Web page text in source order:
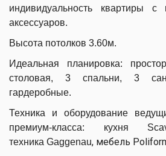
индивидуальность квартиры
аксессуаров.
Высота потолков 3.60м.
Идеальная планировка:
столовая, 3 спальни, 3
гардеробные.
Техника и оборудование
премиум-класса: кухня
техника Gaggenau, мебель